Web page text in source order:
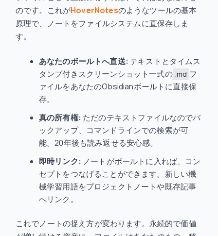
のです。これがHoverNotesのようなツールの基本
原理で、ノートをファイルシステムに直保存しま
す。
あなたのボールトへ直送: テキストとタイムス
タンプ付きスクリーンショット一式の .md フ
ァイルをあなたのObsidianボールトに直接保
存。
真の所有権: ただのテキストファイルなのでバ
ックアップ、コマンドラインでの検索が可
能。20年後も読み返せる安心感。
即時リンク: ノートがボールトに入れば、コン
セプトをつなげることができます。新しい機
械学習用語をプロジェクトノートや既存記事
へリンク。
これでノートの捉え方が変わります。永続的で価値